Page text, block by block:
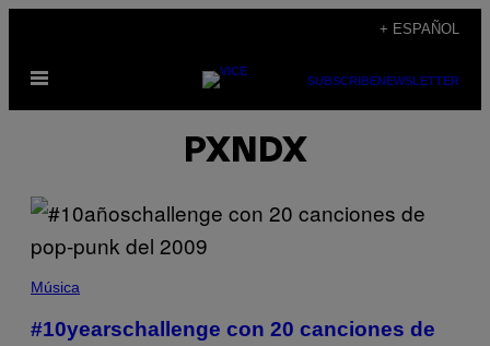
contenido
+ ESPAÑOL
Abrir
SUBSCRIBENEWSLETTER
PXNDX
Música
#10yearschallenge con 20 canciones de